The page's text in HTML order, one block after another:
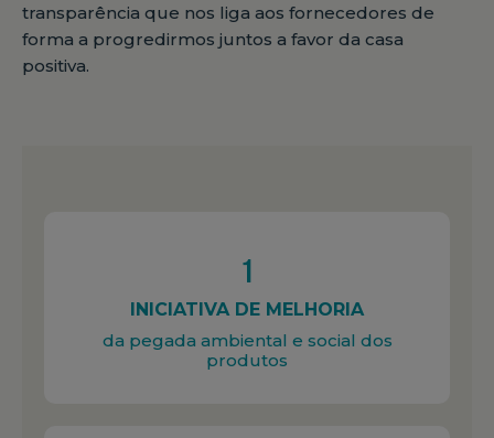
transparência que nos liga aos fornecedores de
forma a progredirmos juntos a favor da casa
positiva.
1
INICIATIVA DE MELHORIA
da pegada ambiental e social dos
produtos